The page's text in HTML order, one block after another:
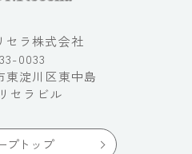
セラ株式会社
0033
東淀川区東中島
セラビル
プトップ